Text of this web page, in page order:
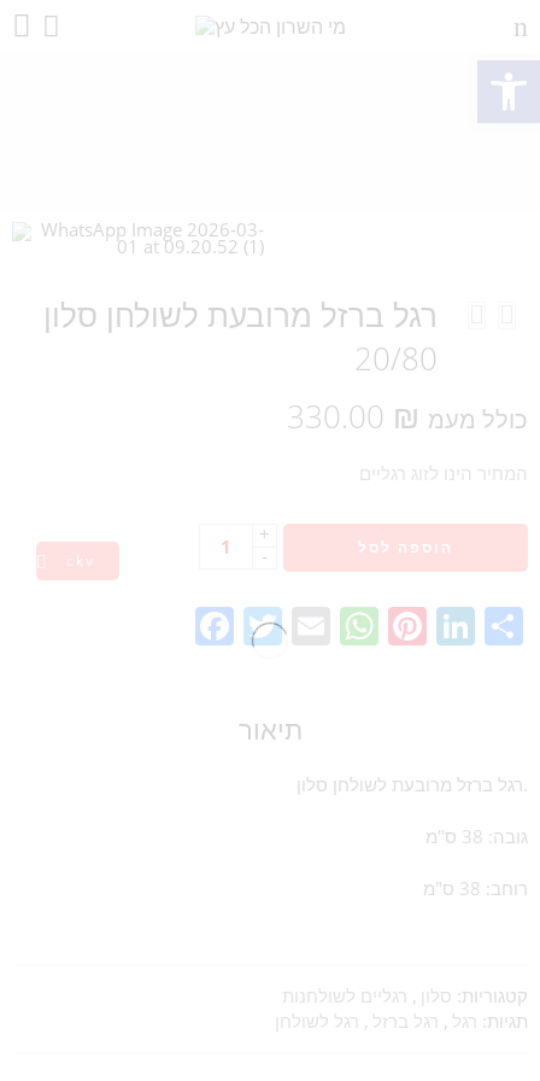
רגל ברזל מרובעת לשולחן סלון
20/80
330.00 ₪ כולל מעמ
המחיר הינו לזוג רגליים
+
-
הוספה לסל
ckv
Facebook
Twitter
Email
תיאור
רגל ברזל מרובעת לשולחן סלון.
גובה: 38 ס"מ
רוחב: 38 ס"מ
קטגוריות: סלון , רגליים לשולחנות
תגיות: רגל , רגל ברזל , רגל לשולחן